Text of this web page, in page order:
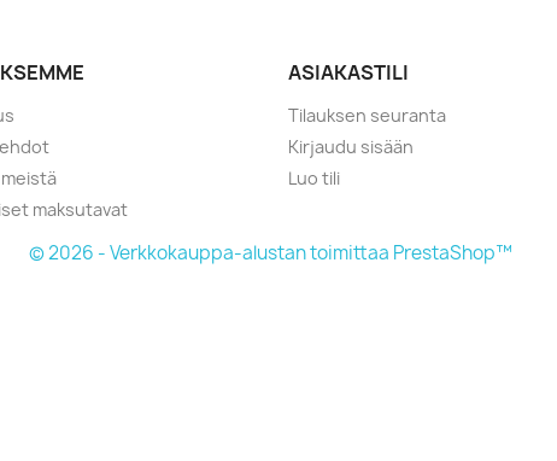
maksutavat
ASIAKASTILI
Tilauksen seuranta
Kirjaudu sisään
Luo tili
© 2026 - Verkkokauppa-alustan toimittaa PrestaShop™